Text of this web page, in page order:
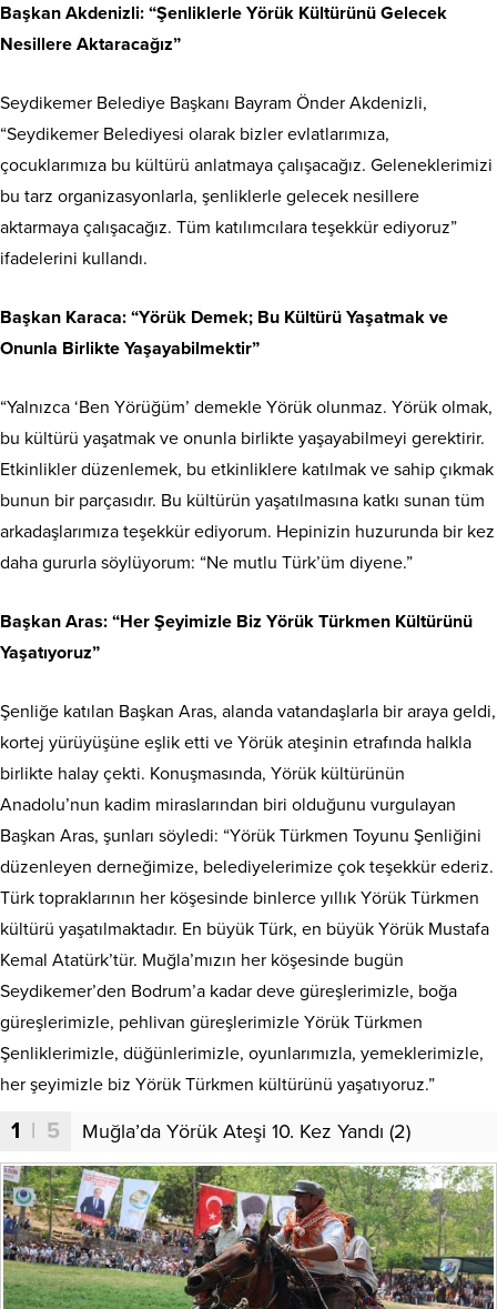
Başkan Akdenizli: “Şenliklerle Yörük Kültürünü Gelecek
Nesillere Aktaracağız”
Seydikemer Belediye Başkanı Bayram Önder Akdenizli,
“Seydikemer Belediyesi olarak bizler evlatlarımıza,
çocuklarımıza bu kültürü anlatmaya çalışacağız. Geleneklerimizi
bu tarz organizasyonlarla, şenliklerle gelecek nesillere
aktarmaya çalışacağız. Tüm katılımcılara teşekkür ediyoruz”
ifadelerini kullandı.
Başkan Karaca: “Yörük Demek; Bu Kültürü Yaşatmak ve
Onunla Birlikte Yaşayabilmektir”
“Yalnızca ‘Ben Yörüğüm’ demekle Yörük olunmaz. Yörük olmak,
bu kültürü yaşatmak ve onunla birlikte yaşayabilmeyi gerektirir.
Etkinlikler düzenlemek, bu etkinliklere katılmak ve sahip çıkmak
bunun bir parçasıdır. Bu kültürün yaşatılmasına katkı sunan tüm
arkadaşlarımıza teşekkür ediyorum. Hepinizin huzurunda bir kez
daha gururla söylüyorum: “Ne mutlu Türk’üm diyene.”
Başkan Aras: “Her Şeyimizle Biz Yörük Türkmen Kültürünü
Yaşatıyoruz”
Şenliğe katılan Başkan Aras, alanda vatandaşlarla bir araya geldi,
kortej yürüyüşüne eşlik etti ve Yörük ateşinin etrafında halkla
birlikte halay çekti. Konuşmasında, Yörük kültürünün
Anadolu’nun kadim miraslarından biri olduğunu vurgulayan
Başkan Aras, şunları söyledi: “Yörük Türkmen Toyunu Şenliğini
düzenleyen derneğimize, belediyelerimize çok teşekkür ederiz.
Türk topraklarının her köşesinde binlerce yıllık Yörük Türkmen
kültürü yaşatılmaktadır. En büyük Türk, en büyük Yörük Mustafa
Kemal Atatürk’tür. Muğla’mızın her köşesinde bugün
Seydikemer’den Bodrum’a kadar deve güreşlerimizle, boğa
güreşlerimizle, pehlivan güreşlerimizle Yörük Türkmen
Şenliklerimizle, düğünlerimizle, oyunlarımızla, yemeklerimizle,
her şeyimizle biz Yörük Türkmen kültürünü yaşatıyoruz.”
1 | 5 Muğla’da Yörük Ateşi 10. Kez Yandı (2)